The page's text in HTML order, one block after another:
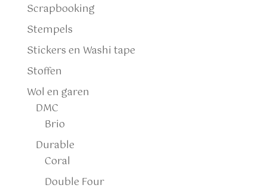
Scrapbooking
Stempels
Stickers en Washi tape
Stoffen
Wol en garen
DMC
Brio
Durable
Coral
Double Four